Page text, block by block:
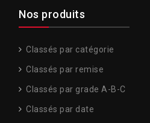
Nos produits
Classés par catégorie
Classés par remise
Classés par grade A-B-C
Classés par date